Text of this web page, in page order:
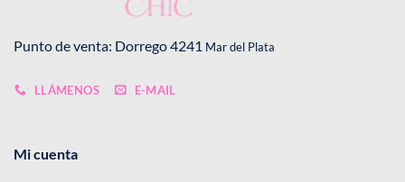
Punto de venta: Dorrego 4241 Mar del Plata
LLÁMENOS E-MAIL
Mi cuenta